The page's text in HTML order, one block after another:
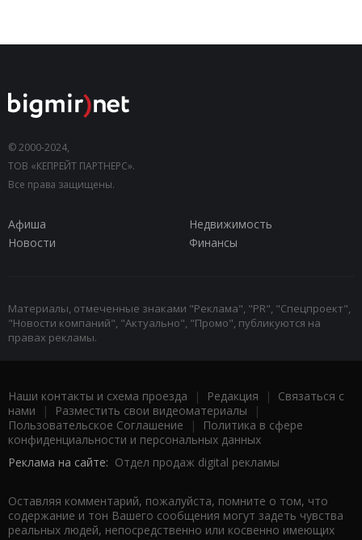
© 2000-2024,
ТОВ «КЕПРЕЙТ ПАРТНЕРС».
Все права защищены.
Афиша
Недвижимость
Новости
Финансы
Материалы, отмеченные знаками "Реклама", "PR", "Спецпроект",
"Новости компаний", "Актуально", "Промо", публикуются на
правах рекламы.
Наши контакты и схема проезда | Редакция | Связаться с
нами | Разместить свои видеоматериалы |
Пользовательское Соглашение |
Политика в сфере
конфиденциальности и персональных данных
Реклама на сайте: Отдел продаж digital рекламы
Оставляя комментарий, пожалуйста, помните о том, что
содержание и тон Вашего сообщения могут задеть чувства
реальных людей, непосредственно или косвенно имеющих